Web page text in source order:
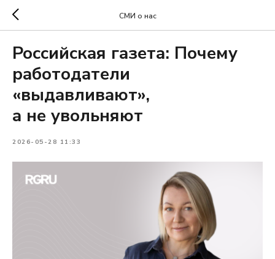
СМИ о нас
Российская газета: Почему
работодатели
«выдавливают»,
а не увольняют
2026-05-28 11:33